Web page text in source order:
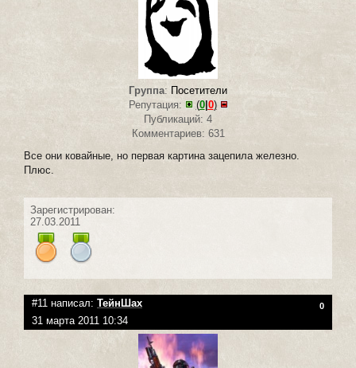
Группа: Посетители
Репутация:
(0| 0)
Публикаций: 4
Комментариев: 631
Все они ковайные, но первая картина зацепила железно.
Плюс.
Зарегистрирован:
27.03.2011
#11 написал: ТейнШах 0
31 марта 2011 10:34